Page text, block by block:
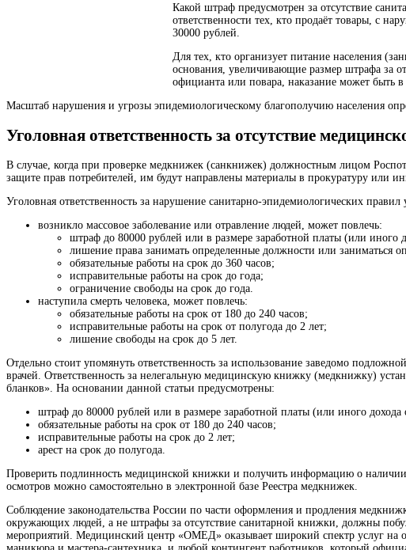
Какой штраф предусмотрен за отсутствие
ответственности тех, кто продаёт товары, с
30000 рублей.
Для тех, кто организует питание населения
основания, увеличивающие размер штрафа за
официанта или повара, наказание может быть в
Масштаб нарушения и угрозы эпидемиологическому благополучию населения
Уголовная ответственность за отсутствие
В случае, когда при проверке медкнижек (санкнижек) должностным лицом
защите прав потребителей, им будут направлены материалы в прокуратуру или
Уголовная ответственность за нарушение санитарно-эпидемиологических
возникло массовое заболевание или отравление людей, может повлечь:
штраф до 80000 рублей или в размере заработной платы (или иного
лишение права занимать определенные должности или заниматься
обязательные работы на срок до 360 часов;
исправительные работы на срок до года;
ограничение свободы на срок до года.
наступила смерть человека, может повлечь:
обязательные работы на срок от 180 до 240 часов;
исправительные работы на срок от полугода до 2 лет;
лишение свободы на срок до 5 лет.
Отдельно стоит упомянуть ответственность за использование заведомо
врачей. Ответственность за нелегальную медицинскую книжку (медкнижку)
бланков». На основании данной статьи предусмотрены:
штраф до 80000 рублей или в размере заработной платы (или иного
обязательные работы на срок от 180 до 240 часов;
исправительные работы на срок до 2 лет;
арест на срок до полугода.
Проверить подлинность медицинской книжки и получить информацию о наличии
осмотров можно самостоятельно в электронной базе Реестра медкнижек.
Соблюдение законодательства России по части оформления и продления
окружающих людей, а не штрафы за отсутствие санитарной книжки, должны
мероприятий. Медицинский центр «ОМЕД» оказывает широкий спектр услуг на